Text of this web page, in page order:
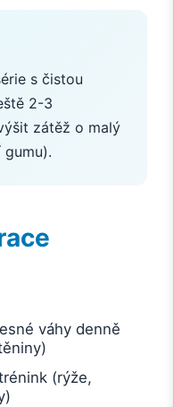
s čistou
2-3
zátěž o malý
váhy denně
(rýže,